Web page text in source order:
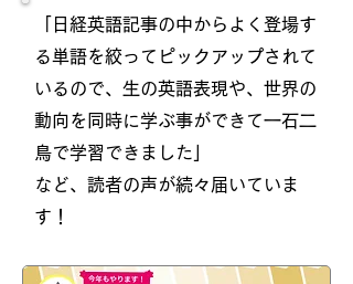
「日経英語記事の中からよく登場す
る単語を絞ってピックアップされて
いるので、生の英語表現や、世界の
動向を同時に学ぶ事ができて一石二
鳥で学習できました」
など、読者の声が続々届いていま
す！